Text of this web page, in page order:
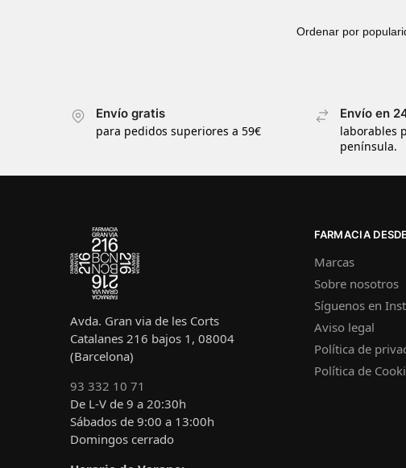
Envío gratis
para pedidos superiores a 59€
Envío en
laborables
península.
Avda. Gran via de les Corts
Catalanes 216 bajos 1, 08004
(Barcelona)
93 332 10 71
De L-V de 9 a 20:30h
Sábados de 9:00 a 13:00h
Domingos cerrado
FARMACIA
Marcas
Sobre nosotros
Síguenos en
Aviso legal
Política de
Política de